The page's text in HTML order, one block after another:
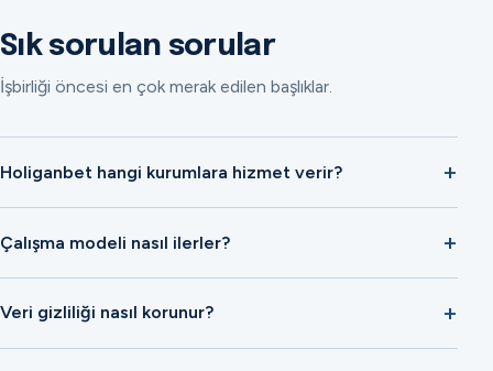
Sık sorulan sorular
İşbirliği öncesi en çok merak edilen başlıklar.
Holiganbet hangi kurumlara hizmet verir?
Çalışma modeli nasıl ilerler?
Veri gizliliği nasıl korunur?